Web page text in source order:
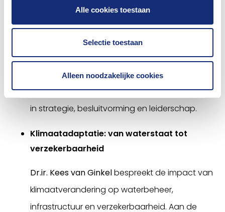
Alle cookies toestaan
Selectie toestaan
Alleen noodzakelijke cookies
perspectief op duurzaamheid. Zij laat zien hoe
duurzaamheid raakt aan langetermijnwaarde,
governance, risicobeheersing en legitimiteit
binnen financiële instellingen. Aan de hand van
praktijkvoorbeelden verkent zij hoe
organisaties duurzaamheid kunnen verankeren
in strategie, besluitvorming en leiderschap.
Klimaatadaptatie: van waterstaat tot
verzekerbaarheid
Dr.ir. Kees van Ginkelbespreekt de impact van
klimaatverandering op waterbeheer,
infrastructuur en verzekerbaarheid. Aan de